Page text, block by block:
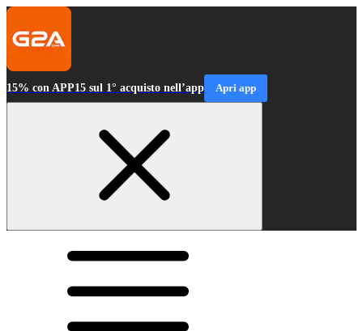
15% con APP15 sul 1° acquisto nell’app Apri app